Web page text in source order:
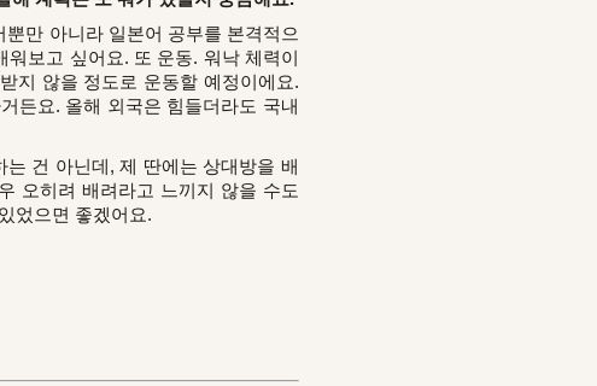
만 아니라 일본어 공부를 본격적으
보고 싶어요. 또 운동. 워낙 체력이
지 않을 정도로 운동할 예정이에요.
든요. 올해 외국은 힘들더라도 국내
건 아닌데, 제 딴에는 상대방을 배
오히려 배려라고 느끼지 않을 수도
었으면 좋겠어요.